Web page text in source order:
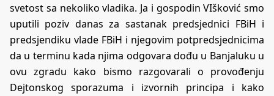
svetost sa nekoliko vladika. Ja i gospodin VIšković smo
uputili poziv danas za sastanak predsjednici FBiH i
predsjendiku vlade FBiH i njegovim potpredsjednicima
da u terminu kada njima odgovara dođu u Banjaluku u
ovu zgradu kako bismo razgovarali o provođenju
Dejtonskog sporazuma i izvornih principa i kako